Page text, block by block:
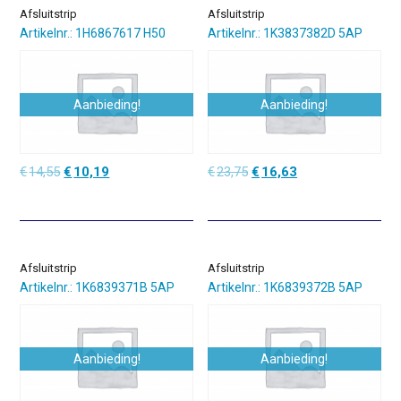
Afsluitstrip
Artikelnr.: 1H6867617 H50
Aanbieding!
€14,55Oorspronkelijke
€14,55.
€ 10,19Huidige
€10,19.
Afsluitstrip
Artikelnr.: 1K3837382D 5AP
Aanbieding!
€23,75 Oorspronkelijke
€23,75.
€ 16,63
€16,63.
Afsluitstrip
Artikelnr.: 1K6839371B 5AP
Aanbieding!
Afsluitstrip
Artikelnr.: 1K6839372B 5AP
Aanbieding!